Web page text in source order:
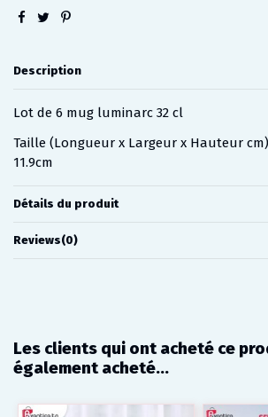
Description
Lot de 6 mug luminarc 32 cl
Taille (Longueur x Largeur x Hauteur cm):
11.9cm
Détails du produit
Reviews(0)
Les clients qui ont acheté ce
également acheté...